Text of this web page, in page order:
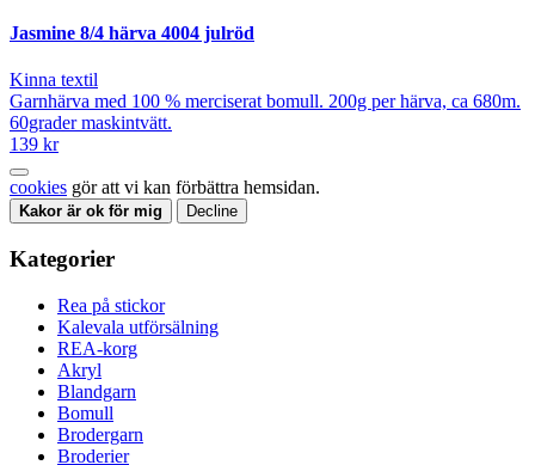
Jasmine 8/4 härva 4004 julröd
Kinna textil
Garnhärva med 100 % merciserat bomull. 200g per härva, ca 680m.
60grader maskintvätt.
139 kr
cookies gör att vi kan förbättra hemsidan.
Kakor är ok för mig Decline
Kategorier
Rea på stickor
Kalevala utförsälning
REA-korg
Akryl
Blandgarn
Bomull
Brodergarn
Broderier